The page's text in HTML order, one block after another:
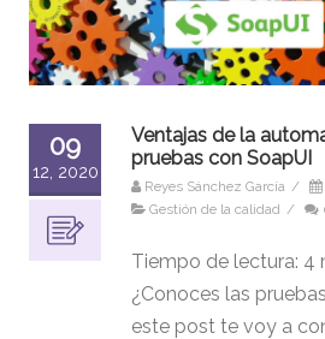
09
12, 2020
Ventajas de la
pruebas con SoapUI
Reyes Sánchez García /
Gestión de la calidad /
Tiempo de lectura: 4
¿Conoces las
este post te voy a